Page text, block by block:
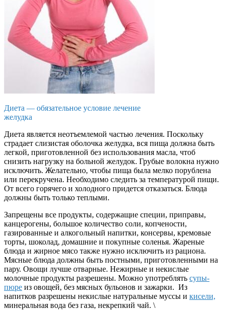
Диета — обязательное условие лечение
желудка
Диета является неотъемлемой частью лечения. Поскольку
страдает слизистая оболочка желудка, вся пища должна быть
легкой, приготовленной без использования масла, чтоб
снизить нагрузку на больной желудок. Грубые волокна нужно
исключить. Желательно, чтобы пища была мелко порублена
или перекручена. Необходимо следить за температурой пищи.
От всего горячего и холодного придется отказаться. Блюда
должны быть только теплыми.
Запрещены все продукты, содержащие специи, приправы,
канцерогены, большое количество соли, копчености,
газированные и алкогольный напитки, консервы, кремовые
торты, шоколад, домашние и покупные соленья. Жареные
блюда и жирное мясо также нужно исключить из рациона.
Мясные блюда должны быть постными, приготовленными на
пару. Овощи лучше отварные. Нежирные и некислые
молочные продукты разрешены. Можно употреблять супы-
пюре из овощей, без мясных бульонов и зажарки. Из
напитков разрешены некислые натуральные муссы и кисели,
минеральная вода без газа, некрепкий чай. \